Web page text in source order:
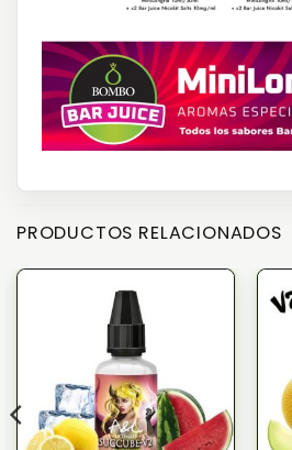
PRODUCTOS RELACIONADOS